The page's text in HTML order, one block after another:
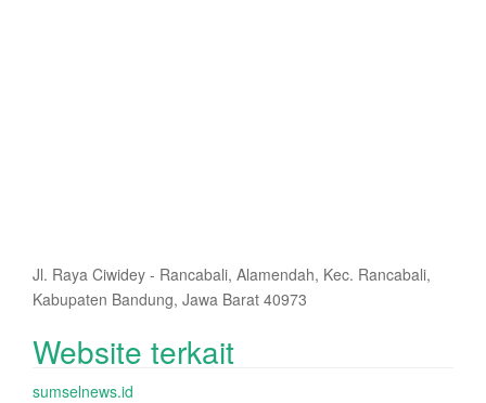
Jl. Raya Ciwidey - Rancabali, Alamendah, Kec. Rancabali,
Kabupaten Bandung, Jawa Barat 40973
Website terkait
sumselnews.id